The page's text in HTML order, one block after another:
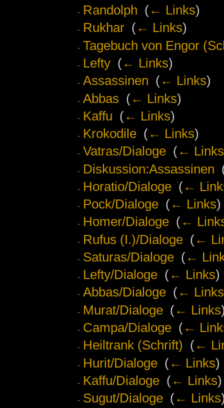
Randolph (← Links)
Rukhar‎ (← Links)
Tagebuch von Engor
Lefty‎ (← Links)
Assassinen (← Links)
Abbas (← Links)
Kaffu (← Links)
Krokodile‎ (← Links)
Vatras/Dialoge‎ (← Links
Diskussion:Assassinen
Horatio/Dialoge‎ (←
Pock/Dialoge‎ (← Links)
Homer/Dialoge‎ (←
Rufus (I.)/Dialoge‎ (←
Saturas/Dialoge‎ (←
Lefty/Dialoge‎ (← Links)
Abbas/Dialoge‎ (← Links
Murat/Dialoge‎ (← Links
Campa/Dialoge‎ (←
Heiltrank (Schrift)
(←
Hurit/Dialoge‎ (← Links)
Kaffu/Dialoge‎ (← Links)
Sugut/Dialoge‎ (← Links